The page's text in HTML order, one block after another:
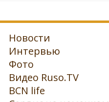
Новости
Интервью
Фото
Видео Ruso.TV
BCN life